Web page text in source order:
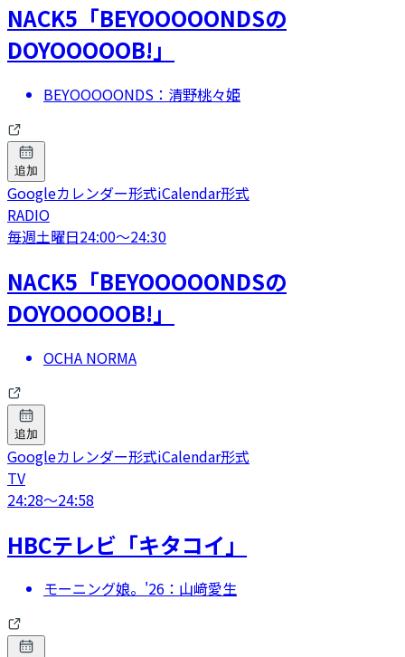
NACK5「BEYOOOOONDSの
DOYOOOOOB!」
BEYOOOOONDS：清野桃々姫
追加
Googleカレンダー形式iCalendar形式
RADIO
毎週土曜日24:00〜24:30
NACK5「BEYOOOOONDSの
DOYOOOOOB!」
OCHA NORMA
追加
Googleカレンダー形式iCalendar形式
TV
24:28〜24:58
HBCテレビ「キタコイ」
モーニング娘。'26：山﨑愛生